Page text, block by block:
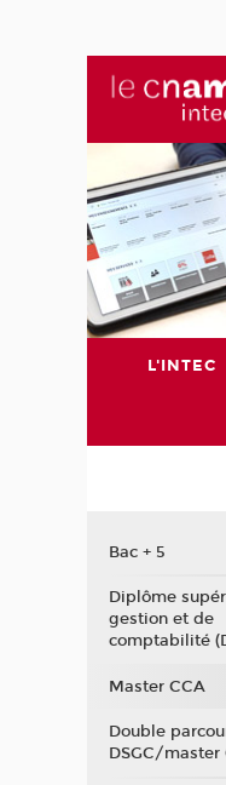
L'INTEC
Bac + 5
Diplôme
gestion et de
comptabilité
Master CCA
Double
DSGC/master